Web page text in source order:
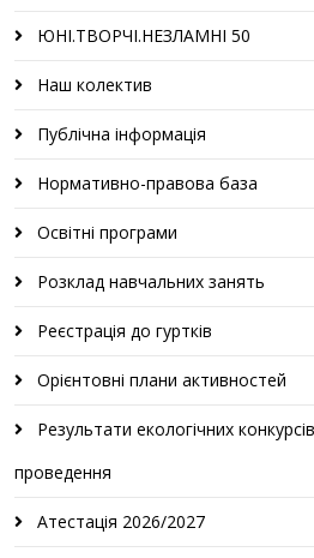
ЮНІ.ТВОРЧІ.НЕЗЛАМНІ 50
Наш колектив
Публічна інформація
Нормативно-правова база
Освітні програми
Розклад навчальних занять
Реєстрація до гуртків
Орієнтовні плани активностей
Результати екологічних
проведення
Атестація 2026/2027